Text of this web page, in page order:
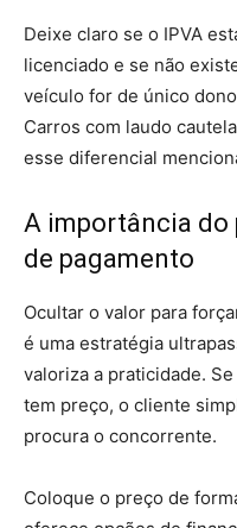
Deixe claro se o IPVA
licenciado e se não
veículo for de único
Carros com laudo
esse diferencial
A importância do
de pagamento
Ocultar o valor para
é uma estratégia
valoriza a praticidade.
tem preço, o cliente
procura o concorrente.
Coloque o preço de